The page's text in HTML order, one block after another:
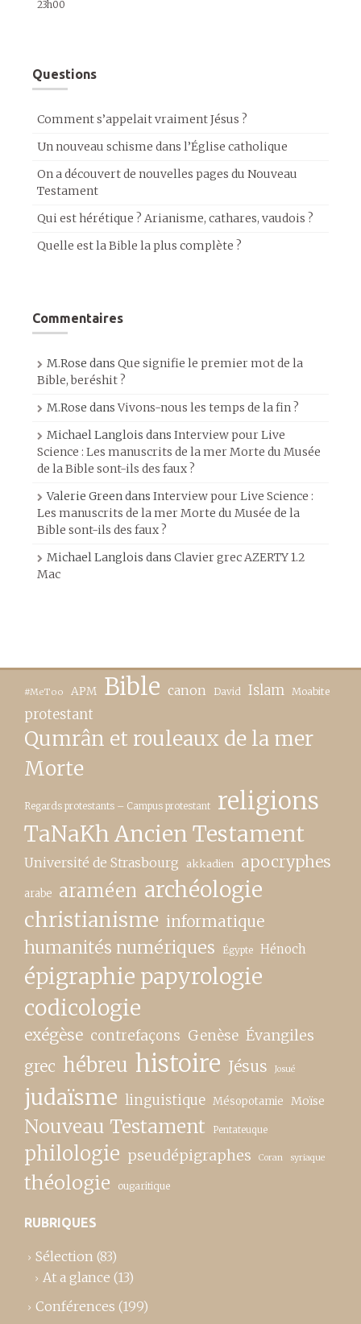
23h00
Questions
Comment s’appelait vraiment Jésus ?
Un nouveau schisme dans l’Église catholique
On a découvert de nouvelles pages du Nouveau
Testament
Qui est hérétique ? Arianisme, cathares, vaudois ?
Quelle est la Bible la plus complète ?
Commentaires
M.Rose dans Que signifie le premier mot de la
Bible, beréshit ?
M.Rose dansVivons-nous les temps de la fin ?
Michael Langlois dans Interview pour Live
Science : Les manuscrits de la mer Morte du Musée
de la Bible sont-ils des faux ?
Valerie Greendans Interview pour Live Science :
Les manuscrits de la mer Morte du Musée de la
Bible sont-ils des faux ?
Michael Langlois dans Clavier grec AZERTY 1.2
Mac
#MeToo APM Bible canon David Islam Moabite
protestant
Qumrân et rouleaux de la mer
Morte
Regards protestants – Campus protestant religions
TaNaKh Ancien Testament
Université de Strasbourg akkadien apocryphes
arabe araméen archéologie
christianisme informatique
humanités numériques Égypte Hénoch
épigraphie papyrologie
codicologie
exégèse contrefaçons Genèse Évangiles
grec hébreu histoire Jésus Josué
judaïsme linguistique Mésopotamie Moïse
Nouveau Testament Pentateuque
philologie pseudépigraphes Coran syriaque
théologie ougaritique
RUBRIQUES
Sélection (83)
At a glance (13)
Conférences (199)